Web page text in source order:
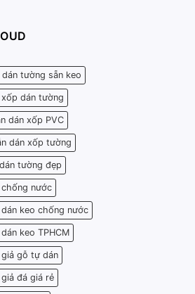
tường sẵn keo
dán tường
dán xốp PVC
dán xốp tường
tường đẹp
nước
keo chống nước
keo TPHCM
gỗ tự dán
đá giá rẻ